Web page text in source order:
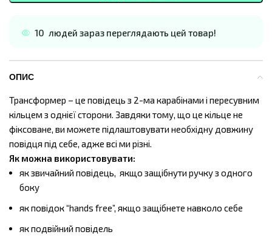
10 людей зараз переглядають цей товар!
ОПИС
Трансформер – це повідець з 2-ма карабінами і пересувним
кільцем з однієї сторони. Завдяки тому, що це кільце не
фіксоване, ви можете підлаштовувати необхідну довжину
повідця під себе, адже всі ми різні.
Як можна використовувати:
як звичайний повідець, якщо защібнути ручку з одного
боку
як повідок “hands free”, якщо защібнете навколо себе
як подвійний повідель